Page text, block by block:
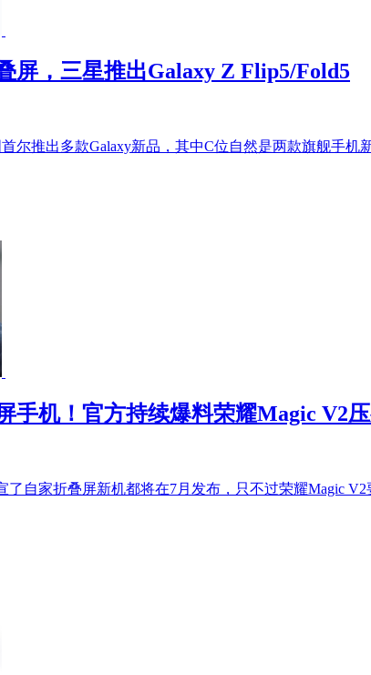
屏，三星推出Galaxy Z Flip5/Fold5
尔推出多款Galaxy新品，其中C位自然是两款旗舰手
手机！官方持续爆料荣耀Magic V2
了自家折叠屏新机都将在7月发布，只不过荣耀Magic V2